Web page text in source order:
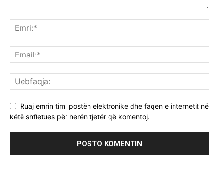
Ruaj emrin tim, postën elektronike dhe faqen e internetit në
këtë shfletues për herën tjetër që komentoj.